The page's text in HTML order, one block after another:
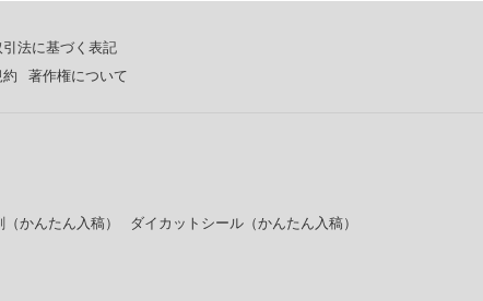
法に基づく表記
著作権について
（かんたん入稿）
ダイカットシール（かんたん入稿）